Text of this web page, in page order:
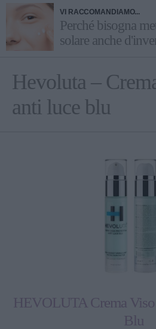
VI RACCOMANDIAMO...
Perché bisogna
solare anche
Hevoluta –
anti luce blu
HEVOLUTA Crema
Blu